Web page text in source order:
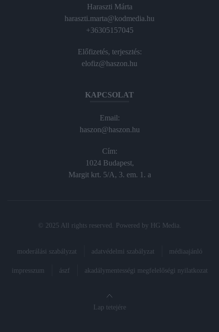
Haraszti Márta
haraszti.marta@kodmedia.hu
+36305157045
Előfizetés, terjesztés:
elofiz@haszon.hu
KAPCSOLAT
Email:
haszon@haszon.hu
Cím:
1024 Budapest,
Margit krt. 5/A, 3. em. 1. a
© 2025 All rights reserved. Powered by HG Media.
moderálási szabályzat adatvédelmi szabályzat médiaajánló
impresszum ászf akadálymentességi megfelelőségi nyilatkozat
Lap tetejére